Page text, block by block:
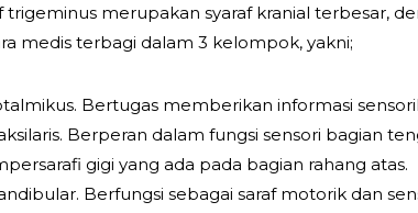
trigeminus merupakan syaraf kranial terbesar,
medis terbagi dalam 3 kelompok, yakni;
Bertugas memberikan informasi
Berperan dalam fungsi sensori bagian
gigi yang ada pada bagian rahang atas.
Berfungsi sebagai saraf motorik dan